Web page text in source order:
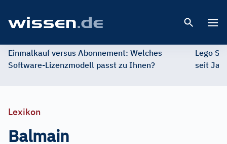
Einmalkauf versus Abonnement: Welches
Software-Lizenzmodell passt zu Ihnen?
Lego
seit
Lexikon
Balmain